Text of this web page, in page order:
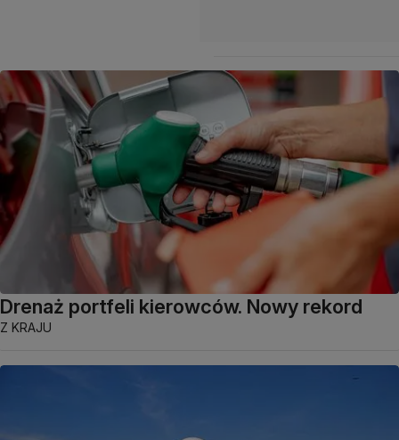
Drenaż portfeli kierowców. Nowy rekord
Z KRAJU